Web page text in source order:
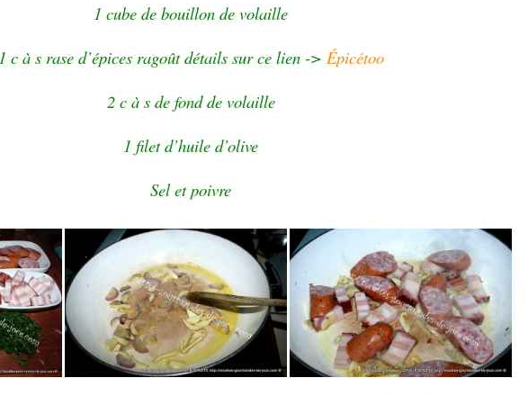
1 cube de bouillon de volaille
1 c à s rase d’épices ragoût détails sur ce lien -> Épicétoo
2 c à s de fond de volaille
1 filet d’huile d’olive
Sel et poivre